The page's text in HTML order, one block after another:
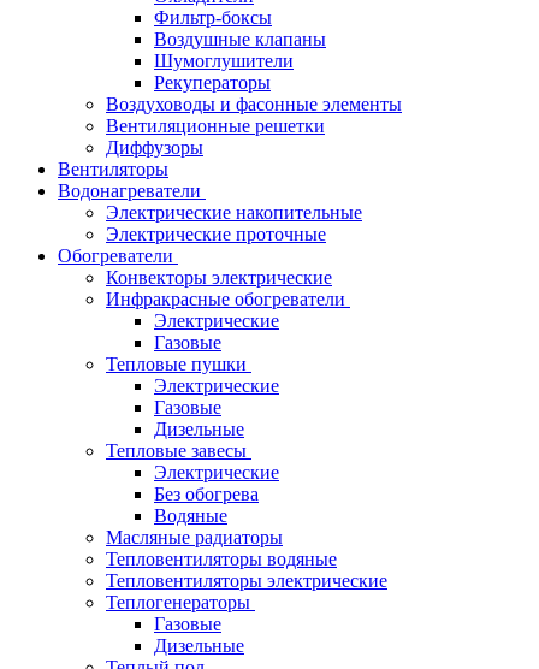
Фильтр-боксы
Воздушные клапаны
Шумоглушители
Рекуператоры
Воздуховоды и фасонные элементы
Вентиляционные решетки
Диффузоры
Вентиляторы
Водонагреватели
Электрические накопительные
Электрические проточные
Обогреватели
Конвекторы электрические
Инфракрасные обогреватели
Электрические
Газовые
Тепловые пушки
Электрические
Газовые
Дизельные
Тепловые завесы
Электрические
Без обогрева
Водяные
Масляные радиаторы
Тепловентиляторы водяные
Тепловентиляторы электрические
Теплогенераторы
Газовые
Дизельные